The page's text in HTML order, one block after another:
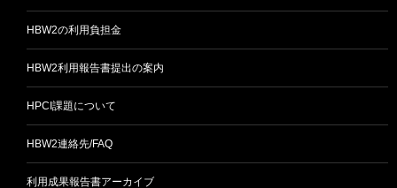
HBW2の利用負担金
HBW2利用報告書提出の案内
HPCI課題について
HBW2連絡先/FAQ
利用成果報告書アーカイブ